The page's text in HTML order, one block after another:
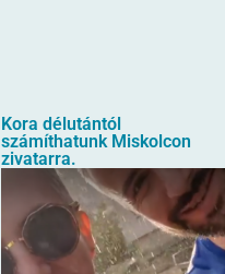
Kora délutántól
számíthatunk Miskolcon
zivatarra.